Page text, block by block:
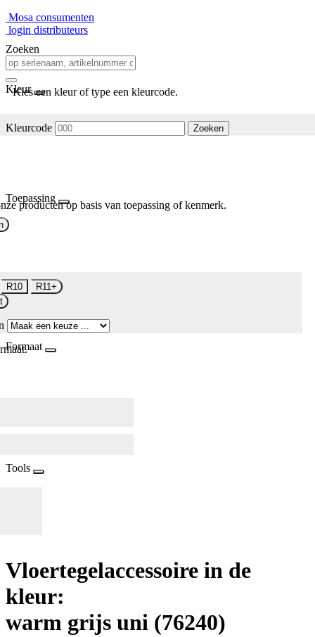
Mosa consumenten
login distributeurs
Zoeken
Kleur
Kies een kleur of type een kleurcode.
Kleurcode Zoeken
Toepassing
producten op basis van toepassing of kenmerk.
R10
R11+
Formaat
Tools
Vloertegelaccessoire in de
kleur:
warm grijs uni (76240)